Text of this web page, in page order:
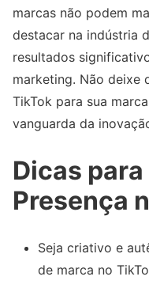
marcas não podem
destacar na indústria
resultados
marketing. Não deixe
TikTok para sua
vanguarda da
Dicas
Presença
Seja criativo e
de marca no